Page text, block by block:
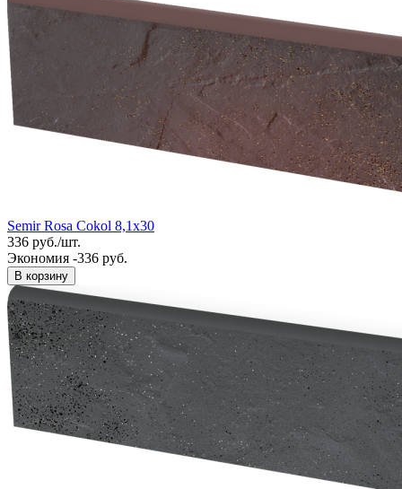
Semir Rosa Cokol 8,1x30
336 руб./шт.
Экономия -336 руб.
В корзину